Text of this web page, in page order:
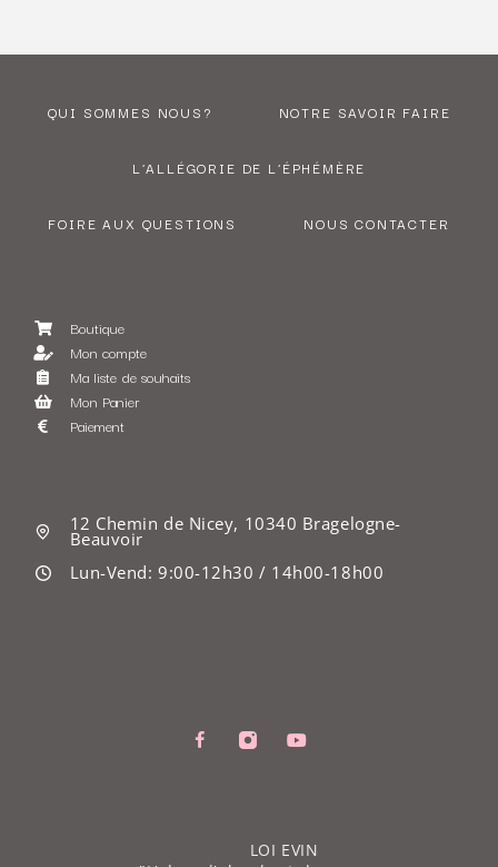
QUI SOMMES NOUS? NOTRE SAVOIR FAIRE
L’ALLÉGORIE DE L’ÉPHÉMÈRE
FOIRE AUX QUESTIONS NOUS CONTACTER
Boutique
Mon compte
Ma liste de souhaits
Mon Panier
Paiement
12 Chemin de Nicey, 10340 Bragelogne-
Beauvoir
Lun-Vend: 9:00-12h30 / 14h00-18h00
LOI EVIN